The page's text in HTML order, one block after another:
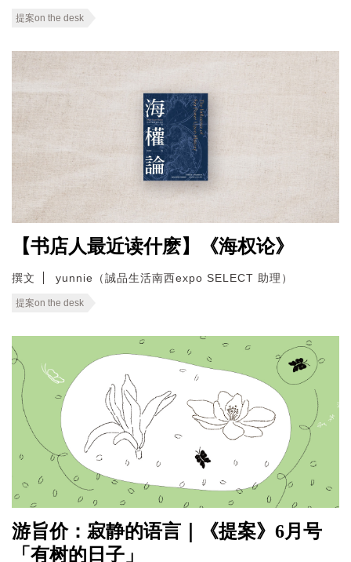
提案on the desk
【书店人最近读什麽】《海权论》
撰文 yunnie（誠品生活南西expo SELECT 助理）
提案on the desk
游旨价：寂静的语言｜《提案》6月号
「有树的日子」